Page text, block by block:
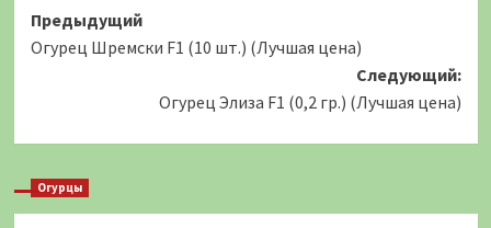
Навигация
записи
Предыдущий
Огурец Шремски F1 (10 шт.) (Лучшая цена)
Следующий:
Огурец Элиза F1 (0,2 гр.) (Лучшая цена)
Огурцы